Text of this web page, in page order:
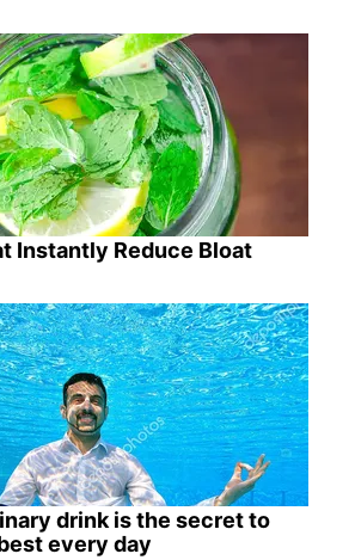
Instantly Reduce Bloat
drink is the secret to
every day